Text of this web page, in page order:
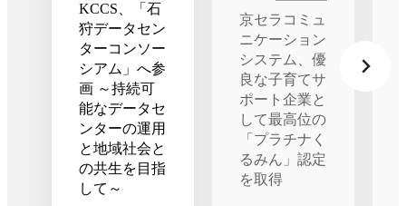
KCCS、「石
狩データセン
ターコンソー
シアム」へ参
画 ～持続可
能なデータセ
ンターの運用
と地域社会と
の共生を目指
して～
京セラコミュ
ニケーション
システム、優
良な子育てサ
ポート企業と
して最高位の
「プラチナく
るみん」認定
を取得